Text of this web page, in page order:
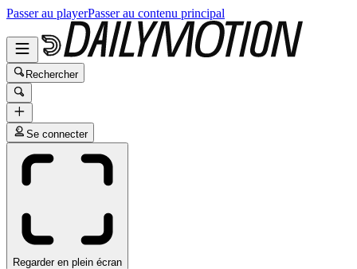
Passer au playerPasser au contenu principal
Rechercher
Se connecter
Regarder en plein écran